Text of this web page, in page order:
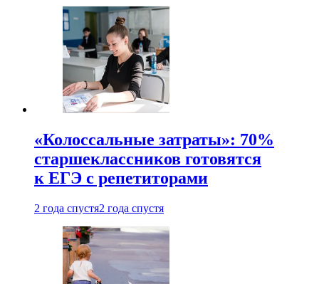
«Колоссальные затраты»: 70%
старшеклассников готовятся
к ЕГЭ с репетиторами
2 года спустя2 года спустя